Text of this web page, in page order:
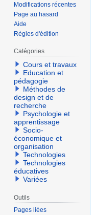
Modifications récentes
Page au hasard
Aide
Règles d'édition
Catégories
Cours et travaux
Education et
pédagogie
Méthodes de
design et de
recherche
Psychologie et
apprentissage
Socio-
économique et
organisation
Technologies
Technologies
éducatives
Variées
Outils
Pages liées